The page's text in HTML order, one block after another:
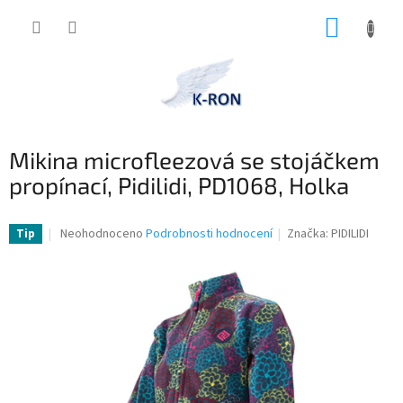
Mikina microfleezová se stojáčkem
propínací, Pidilidi, PD1068, Holka
Tip
Průměrné
Neohodnoceno Podrobnosti hodnocení Značka:PIDILIDI